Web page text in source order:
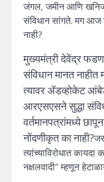
जंगल, जमीन आणि
संविधान सांगते. मग आज
नाही?
मुख्यमंत्री देवेंद्र
संविधान मानत
त्यावर अ‍ॅडव्होकेट
आरएसएसने सुद्धा
वर्तमानपत्रांमध्ये
नोंदणीकृत का नाही?
त्यांच्याविरोधात
नक्षलवादी” म्हणून